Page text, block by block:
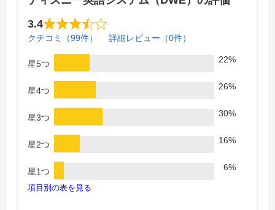
3.4
クチコミ（99件）
商品情報
3.4
クチコミ（99件） 詳細レビュー（0件）
星5つ 22%
星4つ 26%
星3つ 30%
星2つ 16%
星1つ 6%
項目別の表を見る